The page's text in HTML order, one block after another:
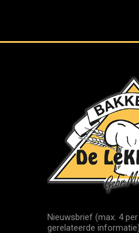
Nieuwsbrief (max. 4
gerelateerde informatie)